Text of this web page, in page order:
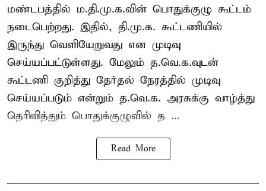
மண்டபத்தில் ம.தி.மு.க.வின் பொதுக்குழு கூட்டம்
நடைபெற்றது. இதில், தி.மு.க. கூட்டணியில்
இருந்து வெளியேறுவது என முடிவு
செய்யப்பட்டுள்ளது. மேலும் த.வெ.க.வுடன்
கூட்டணி குறித்து தேர்தல் நேரத்தில் முடிவு
செய்யப்படும் என்றும் த.வெ.க. அரசுக்கு வாழ்த்து
தெரிவித்தும் பொதுக்குழுவில் த ...
Read More